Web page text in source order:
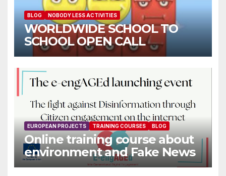
BLOG NOBODY LESS ACTIVITIES
WORLDWIDE SCHOOL TO
SCHOOL OPEN CALL
EUROPEAN PROJECTS TRAINING COURSES BLOG
Online training course about
environment and Fake News